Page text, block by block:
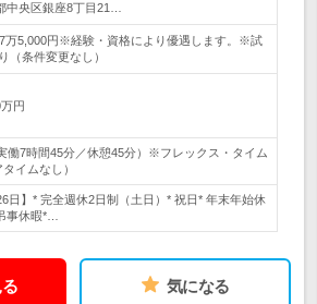
中央区銀座8丁目21…
万5,000円※経験・資格により優遇します。※試
（条件変更なし）
円
働7時間45分／休憩45分）※フレックス・タイム
イムなし）
日】* 完全週休2日制（土日）* 祝日* 年末年始休
事休暇*…
気になる